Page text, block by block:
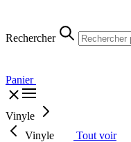
Rechercher
Panier
Vinyle
Vinyle
Tout voir